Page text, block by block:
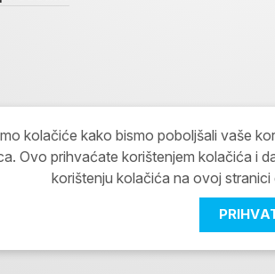
kolačiće kako bismo poboljšali vaše
Ovo prihvaćate korištenjem kolačića i
korištenju kolačića na ovoj